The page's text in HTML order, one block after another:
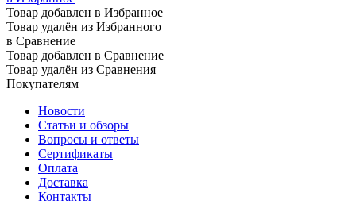
Товар добавлен в Избранное
Товар удалён из Избранного
в Сравнение
Товар добавлен в Сравнение
Товар удалён из Сравнения
Покупателям
Новости
Статьи и обзоры
Вопросы и ответы
Сертификаты
Оплата
Доставка
Контакты